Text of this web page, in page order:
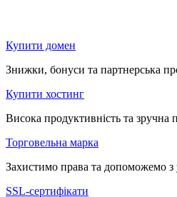
Купити домен
Знижки, бонуси та партнерська
Купити хостинг
Висока продуктивність та зручна
Торговельна марка
Захистимо права та допоможемо з
SSL-сертифікати